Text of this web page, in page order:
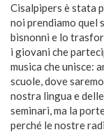
Cisalpipers è stata
noi prendiamo quel
bisnonni e lo
i giovani che
musica che unisce:
scuole, dove
nostra lingua e
seminari, ma la
perché le nostre